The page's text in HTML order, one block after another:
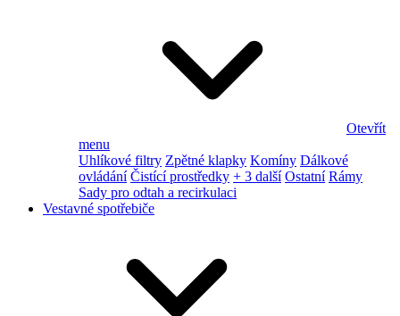
Otevřít
menu
Uhlíkové filtry Zpětné klapky Komíny Dálkové
ovládání Čistící prostředky + 3 další Ostatní Rámy
Sady pro odtah a recirkulaci
Vestavné spotřebiče